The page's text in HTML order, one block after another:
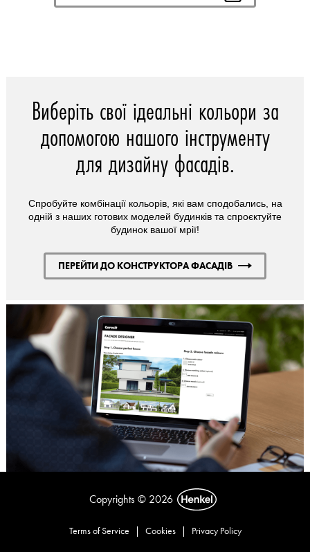
Виберіть свої ідеальні кольори за
допомогою нашого інструменту
для дизайну фасадів.
Спробуйте комбінації кольорів, які вам сподобались, на
одній з наших готових моделей будинків та спроєктуйте
будинок вашої мрії!
ПЕРЕЙТИ ДО КОНСТРУКТОРА ФАСАДІВ
Copyrights © 2026
Terms of Service | Cookies | Privacy Policy